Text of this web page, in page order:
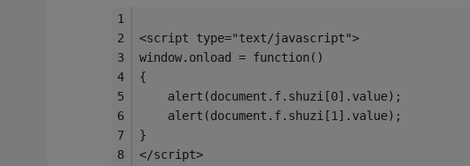
<script type="text/javascript">
window.onload = function()
{
	alert(document.f.shuzi[0].value);
	alert(document.f.shuzi[1].value);
}
</script>